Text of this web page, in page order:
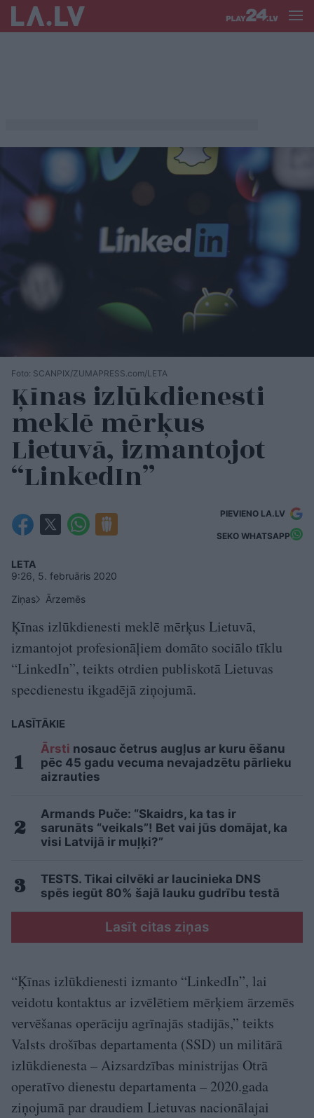
Foto: SCANPIX/ZUMAPRESS.com/LETA
Ķīnas izlūkdienesti
meklē mērķus
Lietuvā, izmantojot
“LinkedIn”
PIEVIENO LA.LV
SEKO WHATSAPP
LETA
9:26, 5. februāris 2020
Ziņas
Ārzemēs
Ķīnas izlūkdienesti meklē mērķus Lietuvā,
izmantojot profesionāļiem domāto sociālo tīklu
“LinkedIn”, teikts otrdien publiskotā Lietuvas
specdienestu ikgadējā ziņojumā.
LASĪTĀKIE
Ārsti nosauc četrus augļus ar kuru ēšanu
pēc 45 gadu vecuma nevajadzētu pārlieku
aizrauties
Armands Puče: “Skaidrs, ka tas ir
sarunāts “veikals”! Bet vai jūs domājat, ka
visi Latvijā ir muļķi?”
TESTS. Tikai cilvēki ar laucinieka DNS
spēs iegūt 80% šajā lauku gudrību testā
Lasīt citas ziņas
“Ķīnas izlūkdienesti izmanto “LinkedIn”, lai
veidotu kontaktus ar izvēlētiem mērķiem ārzemēs
vervēšanas operāciju agrīnajās stadijās,” teikts
Valsts drošības departamenta (SSD) un militārā
izlūkdienesta – Aizsardzības ministrijas Otrā
operatīvo dienestu departamenta – 2020.gada
ziņojumā par draudiem Lietuvas nacionālajai